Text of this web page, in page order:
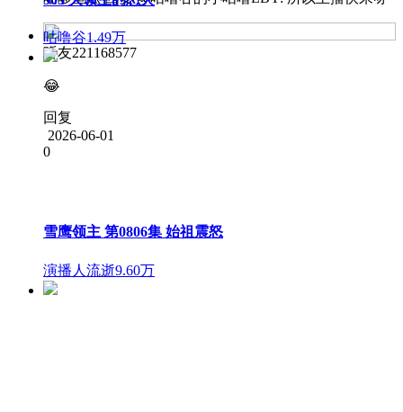
听友221168577
😂
回复
2026-06-01
0
咕噜谷1.49万
雪鹰领主 第0806集 始祖震怒
演播人流逝9.60万